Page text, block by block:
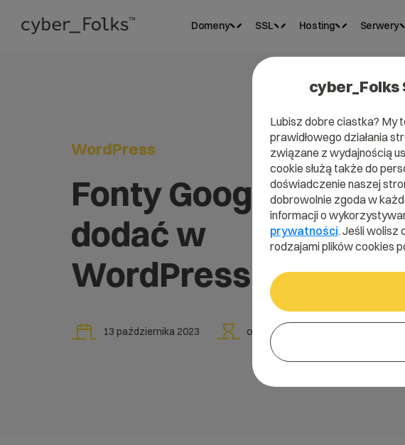
Domeny SSL Hosting Serwery
WordPress
Fonty Google – jak je
dodać w
WordPressie?
13 października 2023 ok. min
cyber_Folks
Lubisz dobre ciastka? My
prawidłowego działania
związane z wydajnością
cookie służą także do
doświadczenie naszej
dobrowolnie zgoda w
informacji o
prywatności. Jeśli wolisz
rodzajami plików cookies